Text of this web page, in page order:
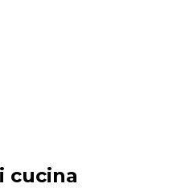
Esperienze
cucina